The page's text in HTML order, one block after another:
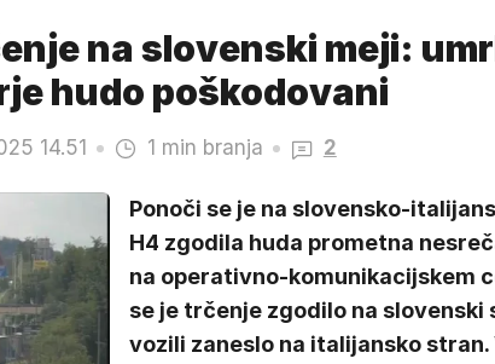
na slovenski meji:
hudo poškodovani
14.51 1 min branja 2
Ponoči se je na slovensko-
H4 zgodila huda prometna
na operativno-komunikacijskem
se je trčenje zgodilo na slovenski
vozili zaneslo na italijansko stran.